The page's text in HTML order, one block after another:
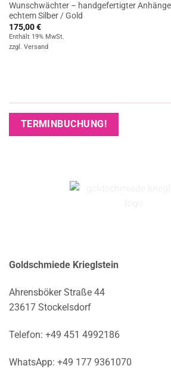
Wunschwächter – handgefertigter
echtem Silber / Gold
175,00€
Enthält 19% MwSt.
zzgl. Versand
TERMINBUCHUNG!
Goldschmiede Krieglstein
Ahrensböker Straße 44
23617 Stockelsdorf
Telefon: +49 451 4992186
WhatsApp: +49 177 9361070